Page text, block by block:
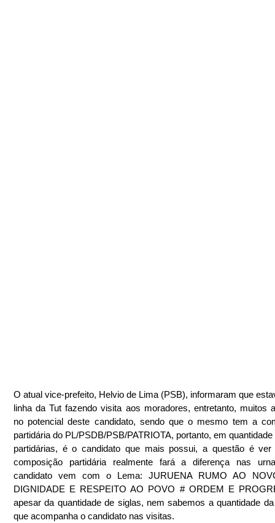
O atual vice-prefeito, Helvio de Lima (PSB), informaram que
linha da Tut fazendo visita aos moradores, entretanto, muitos
no potencial deste candidato, sendo que o mesmo tem a
partidária do PL/PSDB/PSB/PATRIOTA, portanto, em
partidárias, é o candidato que mais possui, a questão é
composição partidária realmente fará a diferença nas
candidato vem com o Lema: JURUENA RUMO AO
DIGNIDADE E RESPEITO AO POVO # ORDEM E
apesar da quantidade de siglas, nem sabemos a quantidade
que acompanha o candidato nas visitas.